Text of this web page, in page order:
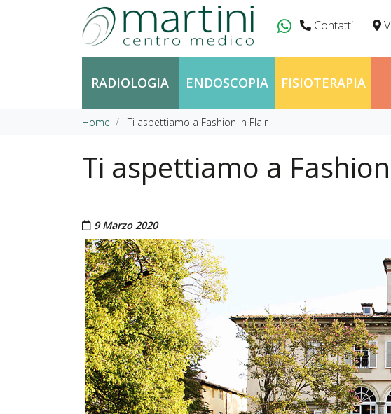
Vai al contenuto
Contatti
RADIOLOGIA ENDOSCOPIA FISIOTERAPIA
Home Ti aspettiamo a Fashion in Flair
Ti aspettiamo a
Pubblicato il
9 Marzo 2020